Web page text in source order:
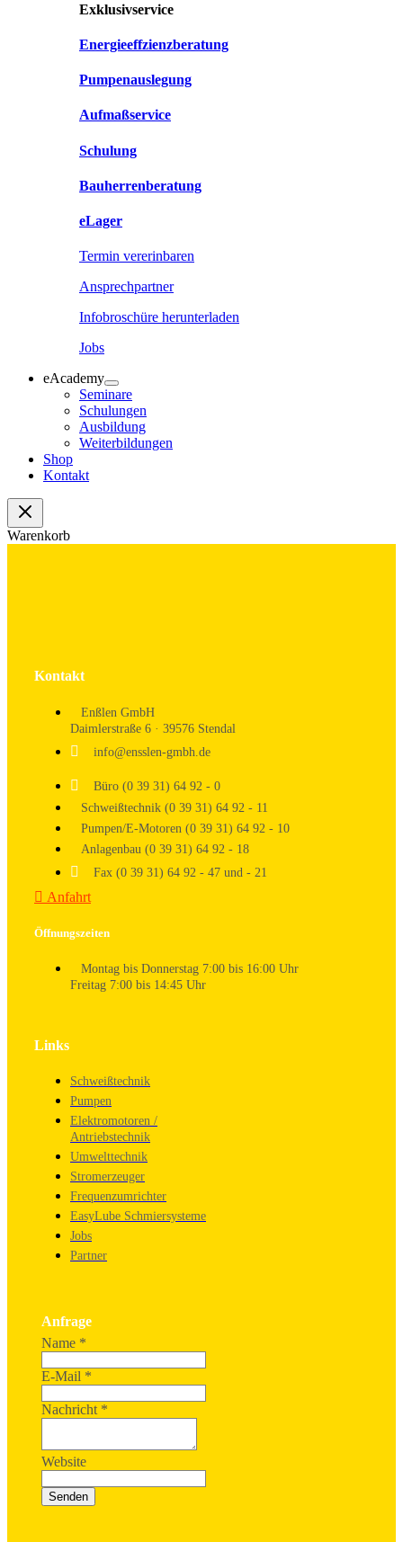
Exklusivservice
Energieeffzienzberatung
Pumpenauslegung
Aufmaßservice
Schulung
Bauherrenberatung
eLager
Termin vererinbaren
Ansprechpartner
Infobroschüre herunterladen
Jobs
eAcademy
Seminare
Schulungen
Ausbildung
Weiterbildungen
Shop
Kontakt
Warenkorb
Kontakt
Enßlen GmbH
Daimlerstraße 6 · 39576 Stendal
info@ensslen-gmbh.de
Büro (0 39 31) 64 92 - 0
Schweißtechnik (0 39 31) 64 92 - 11
Pumpen/E-Motoren (0 39 31) 64 92 - 10
Anlagenbau (0 39 31) 64 92 - 18
Fax (0 39 31) 64 92 - 47 und - 21
Anfahrt
Öffnungszeiten
Montag bis Donnerstag 7:00 bis 16:00 Uhr
Freitag 7:00 bis 14:45 Uhr
Links
Schweißtechnik
Pumpen
Elektromotoren /
Antriebstechnik
Umwelttechnik
Stromerzeuger
Frequenzumrichter
EasyLube Schmiersysteme
Jobs
Partner
Anfrage
Name *
E-Mail *
Nachricht *
Website
Senden